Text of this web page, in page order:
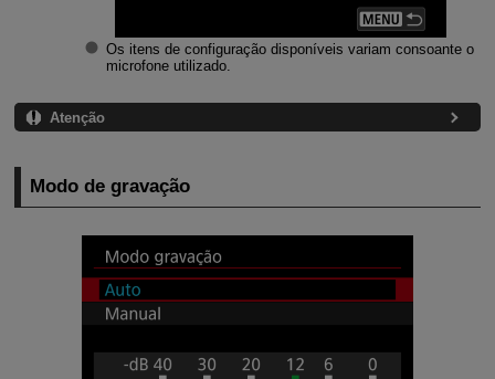
Os itens de configuração disponíveis variam consoante o
microfone utilizado.
Atenção
Modo de gravação